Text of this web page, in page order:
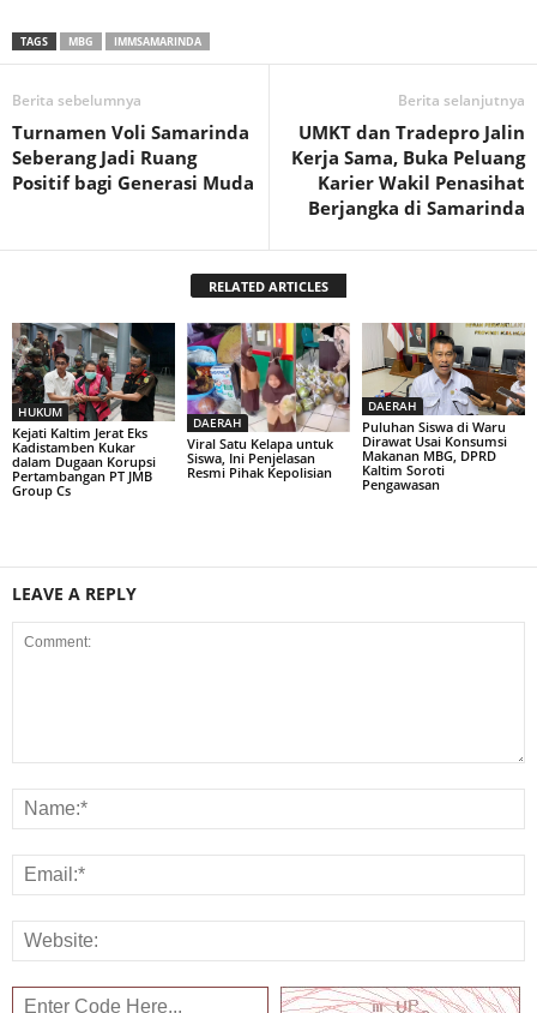
TAGS MBG IMMSAMARINDA
Berita sebelumnya
Turnamen Voli Samarinda
Seberang Jadi Ruang
Positif bagi Generasi Muda
Berita selanjutnya
UMKT dan Tradepro Jalin
Kerja Sama, Buka Peluang
Karier Wakil Penasihat
Berjangka di Samarinda
RELATED ARTICLES
HUKUM
Kejati Kaltim Jerat Eks
Kadistamben Kukar
dalam Dugaan Korupsi
Pertambangan PT JMB
Group Cs
DAERAH
Viral Satu Kelapa untuk
Siswa, Ini Penjelasan
Resmi Pihak Kepolisian
DAERAH
Puluhan Siswa di Waru
Dirawat Usai Konsumsi
Makanan MBG, DPRD
Kaltim Soroti
Pengawasan
LEAVE A REPLY